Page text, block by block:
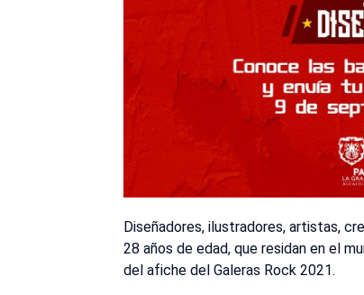
Diseñadores, ilustradores, artistas,
28 años de edad, que residan en el
del afiche del Galeras Rock 2021.